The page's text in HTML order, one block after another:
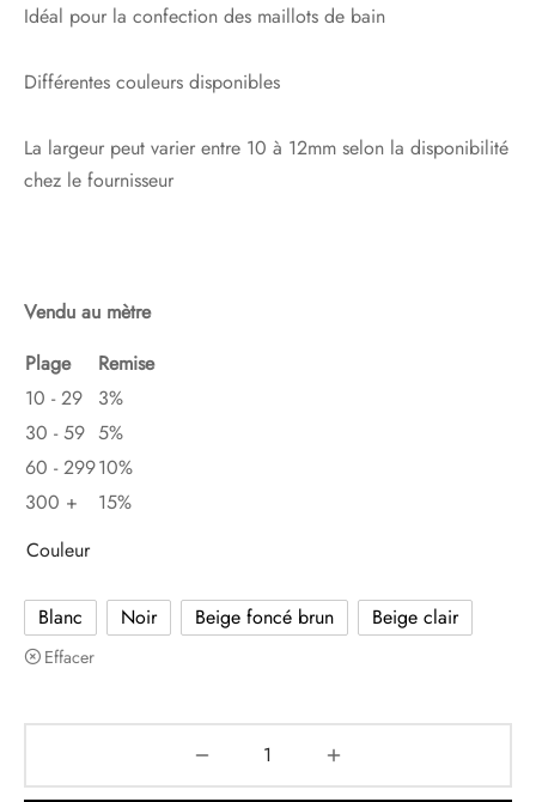
Idéal pour la confection des maillots de bain
Différentes couleurs disponibles
La largeur peut varier entre 10 à 12mm selon la disponibilité
chez le fournisseur
Vendu au mètre
Plage
Remise
10 - 29
3%
30 - 59 5%
60 - 29910%
300 +
15%
Couleur
Blanc Noir Beige foncé brun Beige clair
Effacer